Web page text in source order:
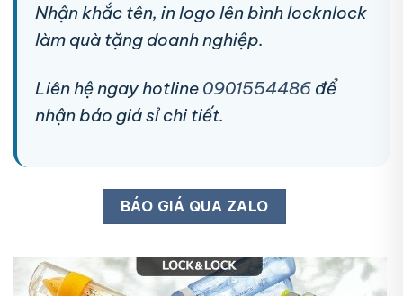
Nhận khắc tên, in logo lên bình locknlock
làm quà tặng doanh nghiệp.
Liên hệ ngay hotline 0901554486 để
nhận báo giá sỉ chi tiết.
BÁO GIÁ QUA ZALO